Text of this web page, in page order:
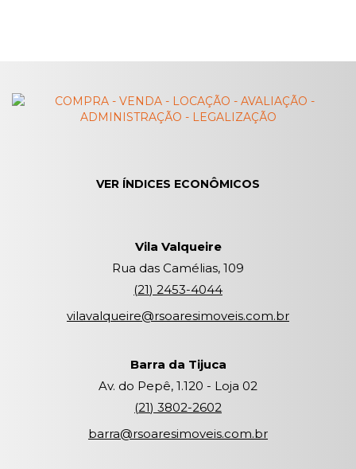
VER ÍNDICES ECONÔMICOS
Vila Valqueire
Rua das Camélias, 109
(21) 2453-4044
vilavalqueire@rsoaresimoveis.com.br
Barra da Tijuca
Av. do Pepê, 1.120 - Loja 02
(21) 3802-2602
barra@rsoaresimoveis.com.br